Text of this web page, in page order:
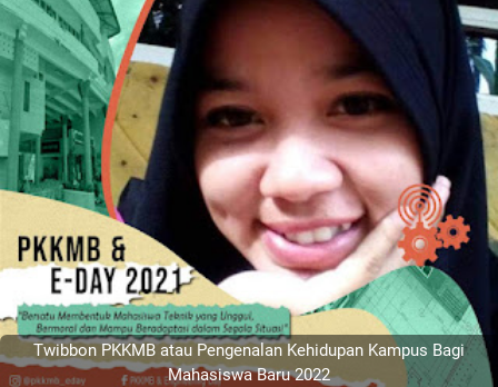
Twibbon PKKMB atau Pengenalan Kehidupan Kampus Bagi
Mahasiswa Baru 2022